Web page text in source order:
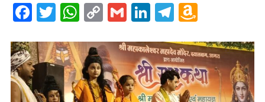
Facebook
Twitter
WhatsApp
CopyGmailLinkedIn
Telegram
List